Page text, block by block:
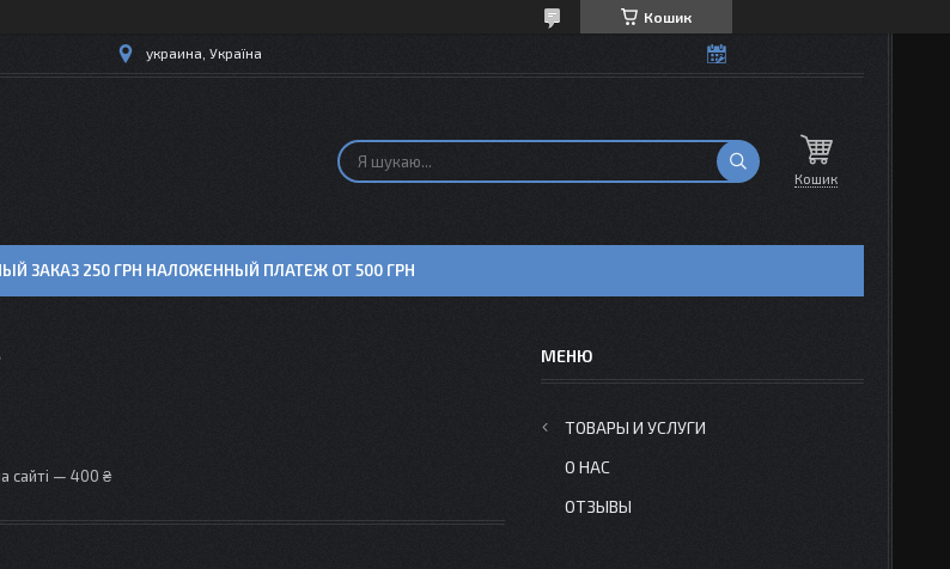
Кошик
украина, Україна
Кошик
ЗАКАЗ 250 ГРН НАЛОЖЕННЫЙ ПЛАТЕЖ ОТ 500 ГРН
сайті — 400 ₴
ТОВАРЫ И УСЛУГИ
О НАС
ОТЗЫВЫ